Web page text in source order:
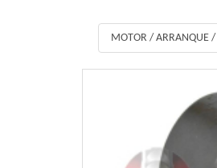
MOTOR / ARRANQUE /